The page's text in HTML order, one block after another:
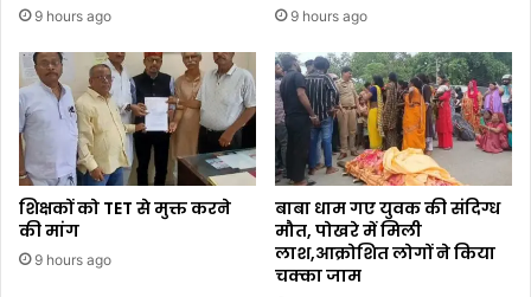
9 hours ago 9 hours ago
शिक्षकों को TET से मुक्त करने
की मांग
9 hours ago
बाबा धाम गए युवक की संदिग्ध
मौत, पोखरे में मिली
लाश,आक्रोशित लोगों ने किया
चक्का जाम